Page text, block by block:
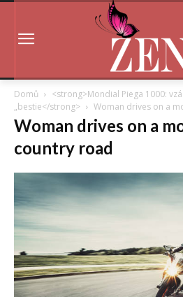
Domů
<strong>Mondial Piega 1000:
„bestie</strong>
Woman drives on a
Woman drives on a
country road